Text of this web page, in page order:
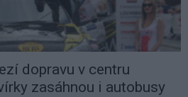
dopravu v centru
zasáhnou i autobusy